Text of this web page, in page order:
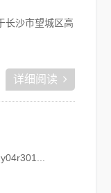
长沙市望城区高
详细阅读